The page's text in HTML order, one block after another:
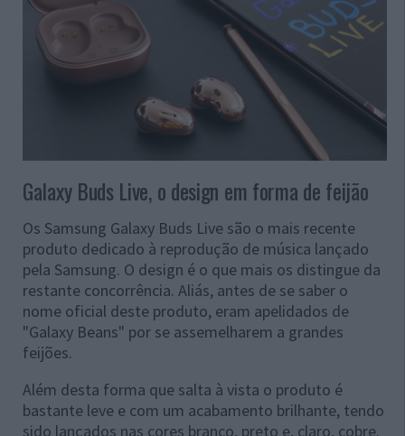
Galaxy Buds Live, o design em forma de feijão
Os Samsung Galaxy Buds Live são o mais recente
produto dedicado à reprodução de música lançado
pela Samsung. O design é o que mais os distingue da
restante concorrência. Aliás, antes de se saber o
nome oficial deste produto, eram apelidados de
"Galaxy Beans" por se assemelharem a grandes
feijões.
Além desta forma que salta à vista o produto é
bastante leve e com um acabamento brilhante, tendo
sido lançados nas cores branco, preto e, claro, cobre.